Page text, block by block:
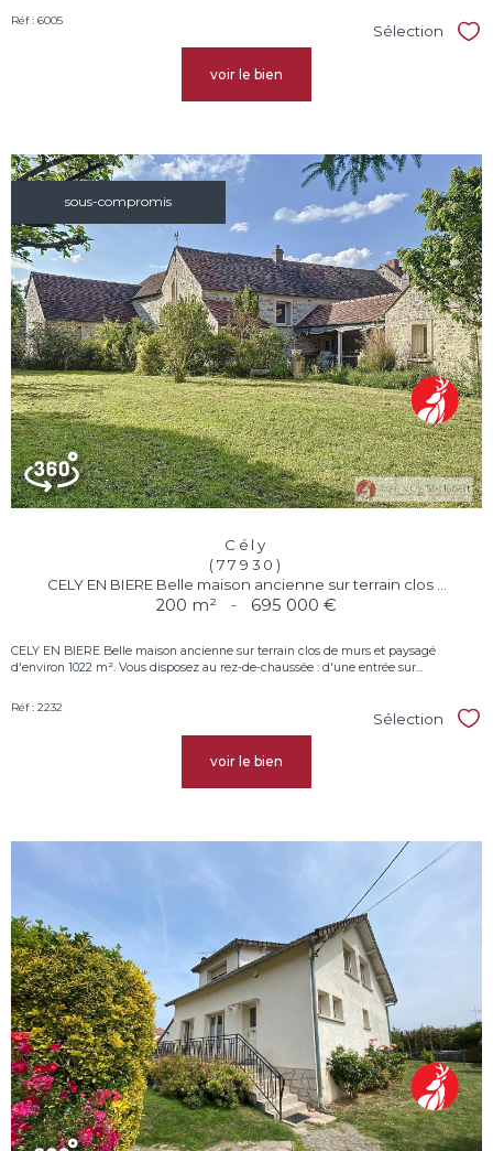
Réf : 6005
Sélection
voir le bien
sous-compromis
Cély
(77930)
CELY EN BIERE Belle maison ancienne sur terrain clos ...
200 m² - 695 000 €
CELY EN BIERE Belle maison ancienne sur terrain clos de murs et paysagé
d'environ 1022 m². Vous disposez au rez-de-chaussée : d'une entrée sur...
Réf : 2232
Sélection
voir le bien